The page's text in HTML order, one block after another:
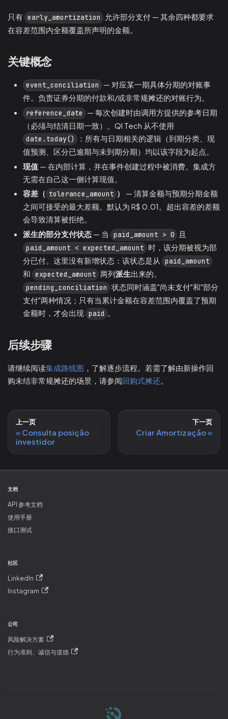
只有 early_amortization
允许部分支付 — 其余四种都要求
在容差范围内全额覆盖所声明的金额。
关键概念
event_conciliation
— 对应某一期具体分期的对账事
件。负责证券分期的付款和/或非常规摊还的对账行为。
reference_date
— 每次创建时由调用方提供的参考日期
（必须与结清日期一致）。QI Tech 从不使用
date.today()
：所有与日期相关的逻辑（到期分类、现
值预测、区分已逾期与未到期分期）均以该字段为起点。
现值 — 在内部计算，并在事件创建过程中被消费。集成方
无需在自己这一侧计算现值。
容差（ tolerance_amount ）
— 清算金额与预期分期金额
之间可接受的最大差额。默认为 R$ 0.01。超出容差的差额
会导致清算被拒绝。
派生的部分支付状态 — 当 paid_amount > 0 且
paid_amount < expected_amount 时，该分期被视为部
分已付。这里没有新增状态：该状态是从
paid_amount
和 expected_amount 两列派生出来的。
pending_conciliation 状态同时涵盖"尚未支付"和"部分
支付"两种情况；只有当累计金额在容差范围内覆盖了预期
金额时，才会出现 paid 。
后续步骤
请继续阅读集成路线图 ，了解逐步流程。若需了解由新操作回
购未结非常规摊还的场景，请参阅回购式摊还。
上一页
Consulta posição
investidor
下一页
Criar Amortização
文档
API 参考文档
使用手册
接口测试
社区
LinkedIn
Instagram
公司
风险解决方案
行为准则、诚信与道德